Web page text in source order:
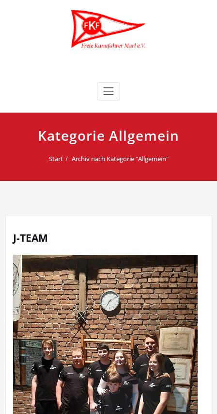
Freie Kanufahrer Marl e.V.
Kategorie Allgemein
Start Archiv nach Kategorie "Allgemein"
J-TEAM